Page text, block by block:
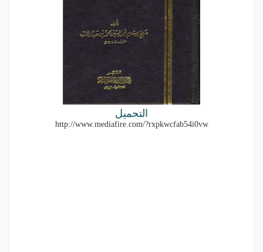
التحميل
http://www.mediafire.com/?rxpkwcfab54i0vw